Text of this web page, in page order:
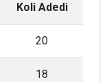
Koli Adedi
20
18